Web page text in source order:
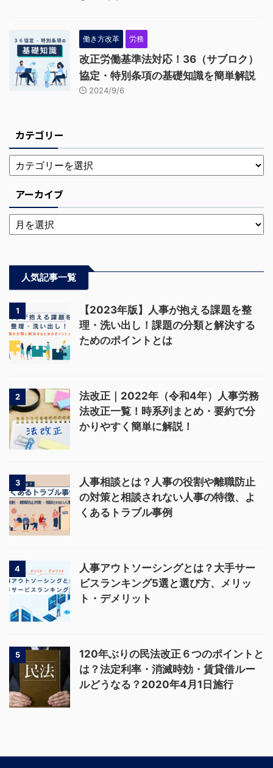
働き方改革 労務
改正労働基準法対応！36（サブロク）
協定・特別条項の基礎知識を簡単解説
2024/9/6
カテゴリー
アーカイブ
人気記事一覧
1
【2023年版】人事が抱える課題を整
理・洗い出し！課題の分類と解決する
ためのポイントとは
2
法改正｜2022年（令和4年）人事労務
法改正一覧！時系列まとめ・要約で分
かりやすく簡単に解説！
3
人事相談とは？人事の役割や離職防止
の対策と相談されない人事の特徴、よ
くあるトラブル事例
4
人事アウトソーシングとは？大手サー
ビスランキング5選と選び方、メリッ
ト・デメリット
5
120年ぶりの民法改正６つのポイントと
は？法定利率・消滅時効・賃貸借ルー
ルどうなる？2020年4月1日施行